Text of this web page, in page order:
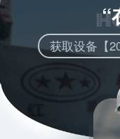
“
获取设备【